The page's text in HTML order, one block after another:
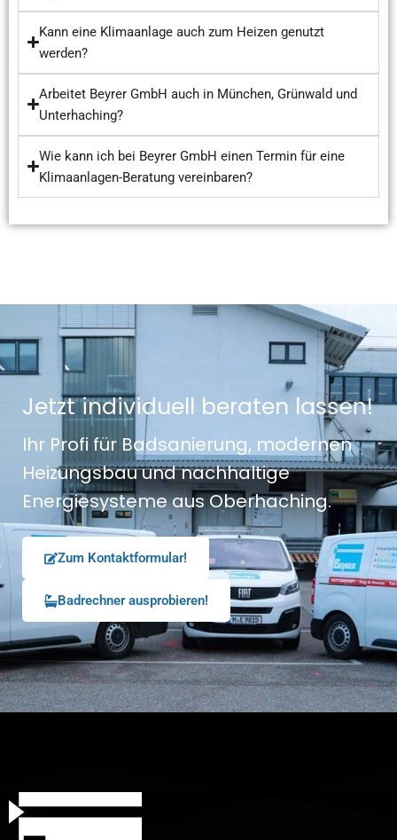
Kann eine Klimaanlage auch zum Heizen genutzt
werden?
Arbeitet Beyrer GmbH auch in München, Grünwald und
Unterhaching?
Wie kann ich bei Beyrer GmbH einen Termin für eine
Klimaanlagen-Beratung vereinbaren?
Jetzt individuell beraten lassen!
Ihr Profi für Badsanierung, modernen
Heizungsbau und nachhaltige
Energiesysteme aus Oberhaching.
Zum Kontaktformular!
Badrechner ausprobieren!